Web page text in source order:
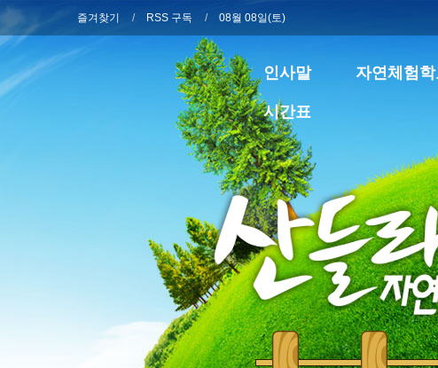
즐겨찾기 RSS 구독 08월 08일(토)
인사말 자연체험학
시간표